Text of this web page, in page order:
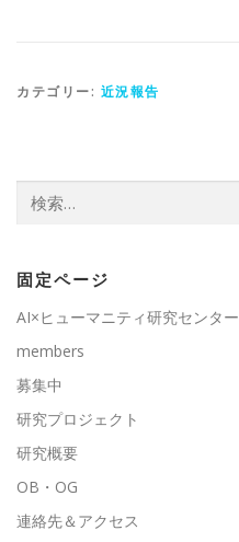
カテゴリー: 近況報告
索:
固定ページ
AI×ヒューマニティ研究センター
members
募集中
研究プロジェクト
研究概要
OB・OG
連絡先＆アクセス